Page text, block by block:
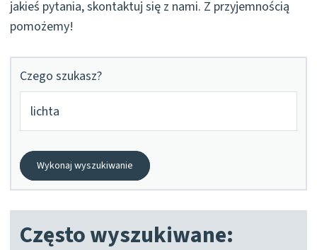
jakieś pytania, skontaktuj się z nami. Z przyjemnością
pomożemy!
Czego szukasz?
Wykonaj wyszukiwanie
Często wyszukiwane: